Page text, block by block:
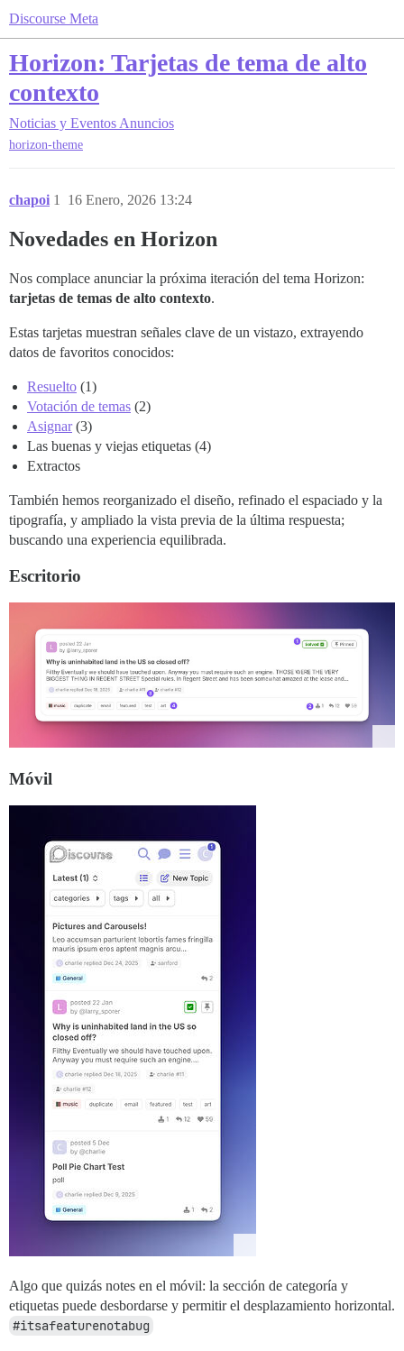
Discourse Meta
Horizon: Tarjetas de tema de alto
contexto
Noticias y Eventos Anuncios
horizon-theme
chapoi 16 Enero, 2026 13:24
1
Novedades en Horizon
Nos complace anunciar la próxima iteración del tema Horizon:
tarjetas de temas de alto contexto.
Estas tarjetas muestran señales clave de un vistazo, extrayendo
datos de favoritos conocidos:
Resuelto (1)
Votación de temas (2)
Asignar(3)
Las buenas y viejas etiquetas (4)
Extractos
También hemos reorganizado el diseño, refinado el espaciado y la
tipografía, y ampliado la vista previa de la última respuesta;
buscando una experiencia equilibrada.
Escritorio
Móvil
Algo que quizás notes en el móvil: la sección de categoría y
etiquetas puede desbordarse y permitir el desplazamiento horizontal.
#itsafeaturenotabug